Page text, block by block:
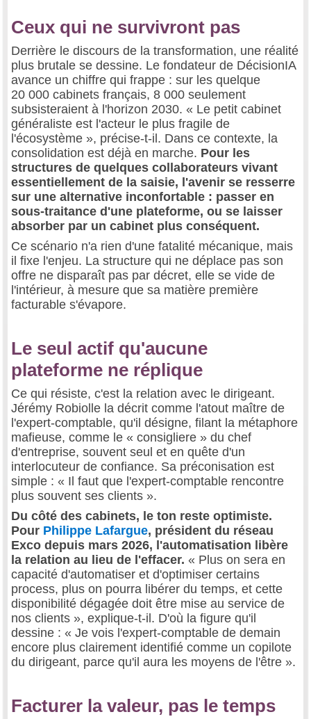
Ceux qui ne survivront pas
Derrière le discours de la transformation, une réalité
plus brutale se dessine. Le fondateur de DécisionIA
avance un chiffre qui frappe : sur les quelque
20 000 cabinets français, 8 000 seulement
subsisteraient à l'horizon 2030. « Le petit cabinet
généraliste est l'acteur le plus fragile de
l'écosystème », précise-t-il. Dans ce contexte, la
consolidation est déjà en marche. Pour les
structures de quelques collaborateurs vivant
essentiellement de la saisie, l'avenir se resserre
sur une alternative inconfortable : passer en
sous-traitance d'une plateforme, ou se laisser
absorber par un cabinet plus conséquent.
Ce scénario n'a rien d'une fatalité mécanique, mais
il fixe l'enjeu. La structure qui ne déplace pas son
offre ne disparaît pas par décret, elle se vide de
l'intérieur, à mesure que sa matière première
facturable s'évapore.
Le seul actif qu'aucune
plateforme ne réplique
Ce qui résiste, c'est la relation avec le dirigeant.
Jérémy Robiolle la décrit comme l'atout maître de
l'expert-comptable, qu'il désigne, filant la métaphore
mafieuse, comme le « consigliere » du chef
d'entreprise, souvent seul et en quête d'un
interlocuteur de confiance. Sa préconisation est
simple : « Il faut que l'expert-comptable rencontre
plus souvent ses clients ».
Du côté des cabinets, le ton reste optimiste.
Pour Philippe Lafargue, président du réseau
Exco depuis mars 2026, l'automatisation libère
la relation au lieu de l'effacer. « Plus on sera en
capacité d'automatiser et d'optimiser certains
process, plus on pourra libérer du temps, et cette
disponibilité dégagée doit être mise au service de
nos clients », explique-t-il. D'où la figure qu'il
dessine : « Je vois l'expert-comptable de demain
encore plus clairement identifié comme un copilote
du dirigeant, parce qu'il aura les moyens de l'être ».
Facturer la valeur, pas le temps